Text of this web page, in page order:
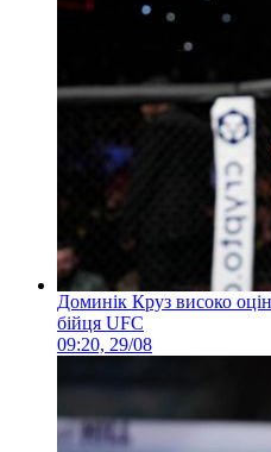
Доминік Круз високо
бійця UFC
09:20, 29/08